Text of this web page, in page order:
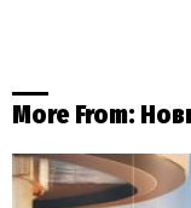
More From: